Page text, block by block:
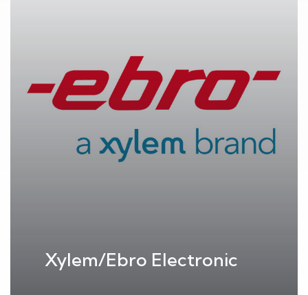
Xylem/Ebro Electronic